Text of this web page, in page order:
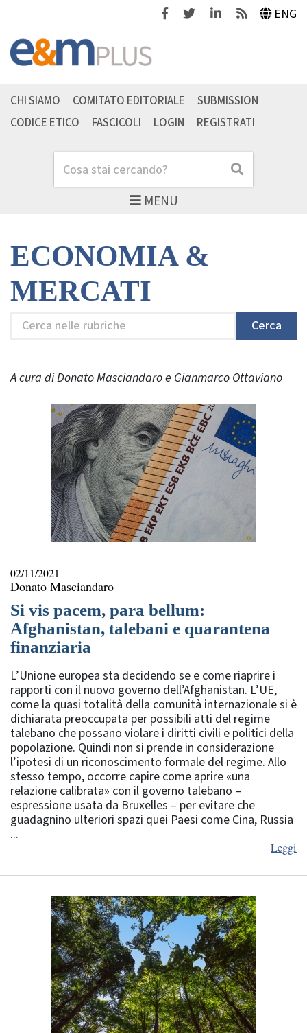
FacebookTwitterLinkedinFeeds ENG
MENU
Cerca Cerca
CHI SIAMO COMITATO EDITORIALE
SUBMISSION
CODICE ETICO
FASCICOLI LOGIN REGISTRATI
ECONOMIA &
MERCATI
Cerca
Cerca
A cura di Donato Masciandaro e Gianmarco Ottaviano
02/11/2021
Donato Masciandaro
Si vis pacem, para bellum:
Afghanistan, talebani e quarantena
finanziaria
L’Unione europea sta decidendo se e come riaprire i
rapporti con il nuovo governo dell’Afghanistan. L’UE,
come la quasi totalità della comunità internazionale si è
dichiarata preoccupata per possibili atti del regime
talebano che possano violare i diritti civili e politici della
popolazione. Quindi non si prende in considerazione
l’ipotesi di un riconoscimento formale del regime. Allo
stesso tempo, occorre capire come aprire «una
relazione calibrata» con il governo talebano –
espressione usata da Bruxelles – per evitare che
guadagnino ulteriori spazi quei Paesi come Cina, Russia
...
Leggi